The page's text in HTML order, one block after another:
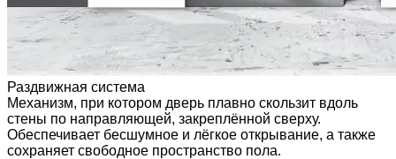
Раздвижная система
Механизм, при котором дверь плавно скользит вдоль
стены по направляющей, закреплённой сверху.
Обеспечивает бесшумное и лёгкое открывание, а также
сохраняет свободное пространство пола.